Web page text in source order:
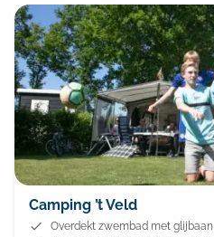
Camping ’t Veld
Overdekt zwembad met glijbaan